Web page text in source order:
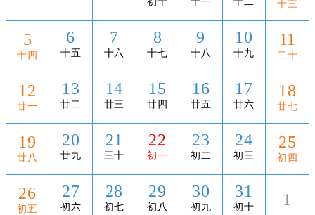
十三
5
十四
6
十五
7
十六
8
十七
9
十八
10
十九
11
二十
12
廿一
13
廿二
14
廿三
15
廿四
16
廿五
17
廿六
18
廿七
19
廿八
20
廿九
21
三十
22
初一
23
初二
24
初三
25
初四
26
初五
27
初六
28
初七
29
初八
30
初九
31
初十 1